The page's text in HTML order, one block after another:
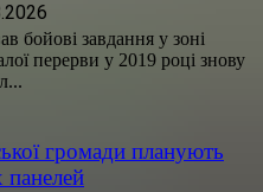
бойові завдання у зоні
перерви у 2019 році знову
громади планують
панелей